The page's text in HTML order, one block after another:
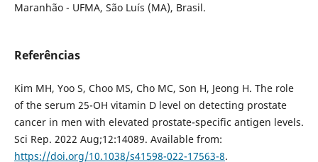
Maranhão - UFMA, São Luís (MA), Brasil.
Referências
Kim MH, Yoo S, Choo MS, Cho MC, Son H, Jeong H. The role
of the serum 25-OH vitamin D level on detecting prostate
cancer in men with elevated prostate-specific antigen levels.
Sci Rep. 2022 Aug;12:14089. Available from:
https://doi.org/10.1038/s41598-022-17563-8.